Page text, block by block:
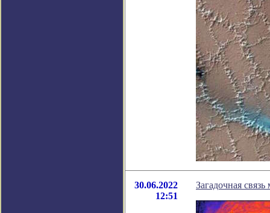
30.06.2022
12:51
Загадочная